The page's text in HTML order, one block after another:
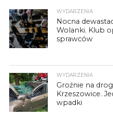
WYDARZENIA
Nocna
Wolanki. Klub
sprawców
WYDARZENIA
Groźnie na
Krzeszowice.
wpadki